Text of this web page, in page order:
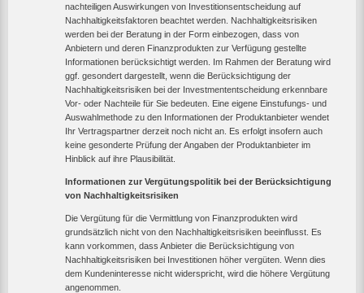
nachteiligen Auswirkungen von Investitionsentscheidung auf
Nachhaltigkeitsfaktoren beachtet werden. Nachhaltigkeitsrisiken
werden bei der Beratung in der Form einbezogen, dass von
Anbietern und deren Finanzprodukten zur Verfügung gestellte
Informationen berücksichtigt werden. Im Rahmen der Beratung wird
ggf. gesondert dargestellt, wenn die Berücksichtigung der
Nachhaltigkeitsrisiken bei der Investmententscheidung erkennbare
Vor- oder Nachteile für Sie bedeuten. Eine eigene Einstufungs- und
Auswahlmethode zu den Informationen der Produktanbieter wendet
Ihr Vertragspartner derzeit noch nicht an. Es erfolgt insofern auch
keine gesonderte Prüfung der Angaben der Produktanbieter im
Hinblick auf ihre Plausibilität.
Informationen zur Vergütungspolitik bei der Berücksichtigung
von Nachhaltigkeitsrisiken
Die Vergütung für die Vermittlung von Finanzprodukten wird
grundsätzlich nicht von den Nachhaltigkeitsrisiken beeinflusst. Es
kann vorkommen, dass Anbieter die Berücksichtigung von
Nachhaltigkeitsrisiken bei Investitionen höher vergüten. Wenn dies
dem Kundeninteresse nicht widerspricht, wird die höhere Vergütung
angenommen.